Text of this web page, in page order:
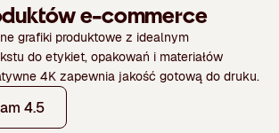
e-commerce
grafiki produktowe z idealnym
do etykiet, opakowań i materiałów
4K zapewnia jakość gotową do druku.
4.5